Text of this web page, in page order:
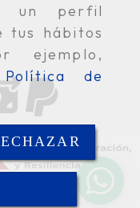
un perfil
tus hábitos
ejemplo,
Política de